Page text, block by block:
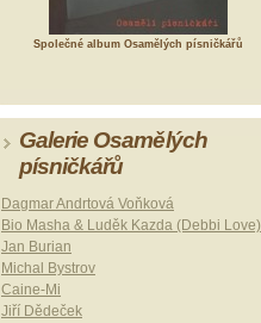
Společné album Osamělých písničkářů
Galerie Osamělých
písničkářů
Dagmar Andrtová Voňková
Bio Masha & Luděk Kazda (Debbi Love)
Jan Burian
Michal Bystrov
Caine-Mi
Jiří Dědeček